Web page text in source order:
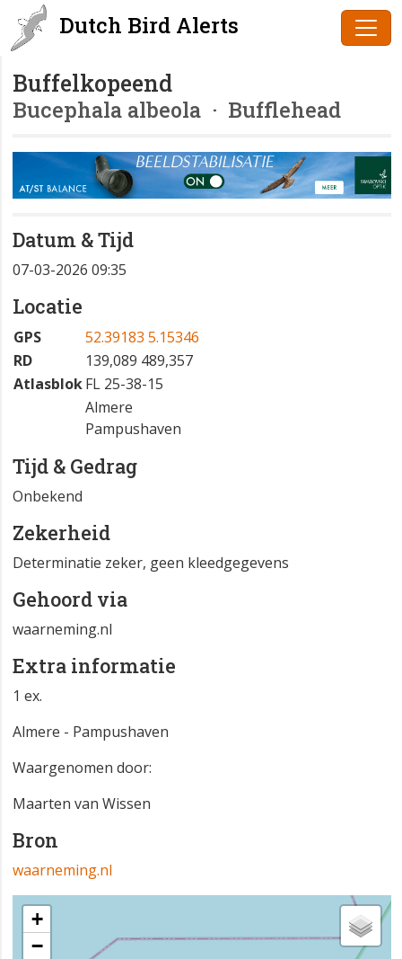
Dutch Bird Alerts
Buffelkopeend
Bucephala albeola · Bufflehead
Datum & Tijd
07-03-2026 09:35
Locatie
GPS
52.39183 5.15346
RD
139,089 489,357
AtlasblokFL 25-38-15
Almere
Pampushaven
Tijd & Gedrag
Onbekend
Zekerheid
Determinatie zeker, geen kleedgegevens
Gehoord via
waarneming.nl
Extra informatie
1 ex.
Almere - Pampushaven
Waargenomen door:
Maarten van Wissen
Bron
waarneming.nl
+
−